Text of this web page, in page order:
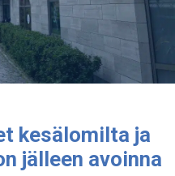
kesälomilta ja
jälleen avoinna